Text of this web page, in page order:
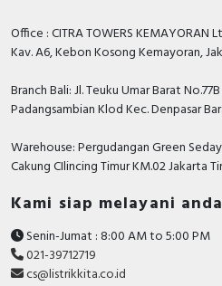
Office : CITRA TOWERS KEMAYORAN
Kav. A6, Kebon Kosong Kemayoran,
Branch Bali: Jl. Teuku Umar Barat
Padangsambian Klod Kec. Denpasar
Warehouse: Pergudangan Green
Cakung CIlincing Timur KM.02 Jakarta
Kami siap melayani anda
Senin-Jumat : 8:00 AM to 5:00 PM
021-39712719
cs@listrikkita.co.id